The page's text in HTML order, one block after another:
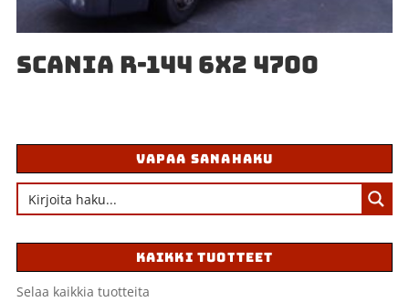
SCANIA R-144 6X2 4700
VAPAA SANAHAKU
KAIKKI TUOTTEET
Selaa kaikkia tuotteita